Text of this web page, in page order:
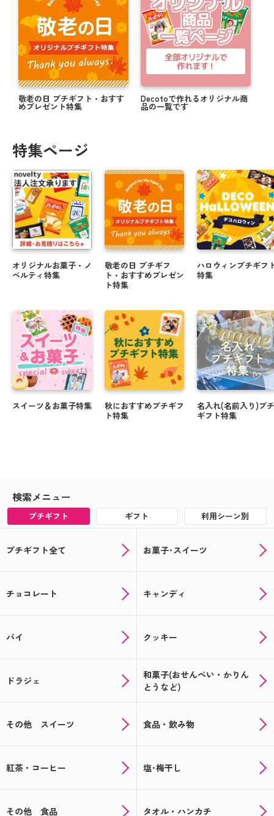
敬老の日 プチギフト・おすす
めプレゼント特集
Decotoで作れるオリジナル商
品の一覧です
特集ページ
オリジナルお菓子・ノ
ベルティ特集
スイーツ＆お菓子特集
敬老の日 プチギフ
ト・おすすめプレゼン
ト特集
秋におすすめプチギフ
ト特集
ハロウィンプチギフ
特集
名入れ(名前入り)プチ
ギフト特集
検索メニュー
プチギフト ギフト 利用シーン別
プチギフト全て お菓子･スイーツ
チョコレート キャンディ
パイ クッキー
ドラジェ
和菓子(おせんべい・かりん
とうなど)
その他 スイーツ 食品・飲み物
紅茶・コーヒー 塩･梅干し
その他 食品 タオル・ハンカチ